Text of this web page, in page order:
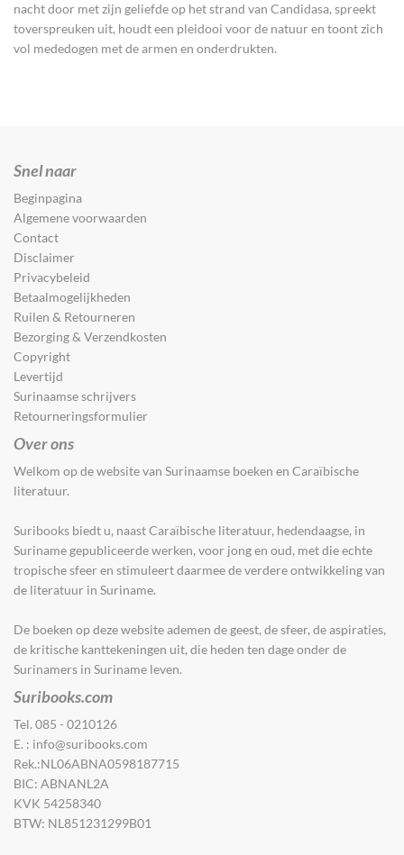
nacht door met zijn geliefde op het strand van Candidasa, spreekt
toverspreuken uit, houdt een pleidooi voor de natuur en toont zich
vol mededogen met de armen en onderdrukten.
Snel naar
Beginpagina
Algemene voorwaarden
Contact
Disclaimer
Privacybeleid
Betaalmogelijkheden
Ruilen & Retourneren
Bezorging & Verzendkosten
Copyright
Levertijd
Surinaamse schrijvers
Retourneringsformulier
Over ons
Welkom op de website van Surinaamse boeken en Caraïbische
literatuur.
Suribooks biedt u, naast Caraïbische literatuur, hedendaagse, in
Suriname gepubliceerde werken, voor jong en oud, met die echte
tropische sfeer en stimuleer​t​ daarmee de verdere ontwikkeling van
de literatuur in Suriname.
De boeken op deze website ademen de geest, de sfeer, de aspiraties,
de kritische kanttekeningen uit, die heden ten dage onder de
Surinamers in Suriname leven.
Suribooks.com
Tel. 085 - 0210126
E. : info@suribooks.com
Rek.:NL06ABNA0598187715
BIC: ABNANL2A
KVK 54258340
BTW: NL851231299B01